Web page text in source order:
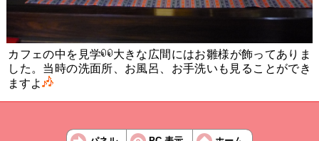
カフェの中を見学
大きな広間にはお雛様が飾ってありま
した。当時の洗面所、お風呂、お手洗いも見ることができ
ますよ